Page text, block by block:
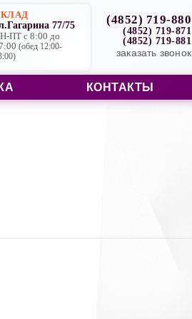
77/75
ПТ с 8:00 до
(обед 12:00-
(4852) 719-880
(4852) 719-871
(4852) 719-881
заказать звонок
КОНТАКТЫ